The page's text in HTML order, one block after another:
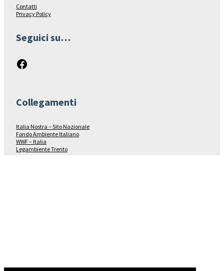
Contatti
Privacy Policy
Seguici su…
Facebook
Collegamenti
Italia Nostra – Sito Nazionale
Fondo Ambiente Italiano
WWF – Italia
Legambiente Trento